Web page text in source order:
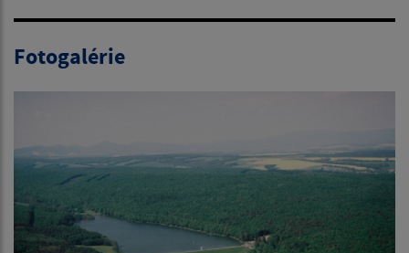
Fotogalérie